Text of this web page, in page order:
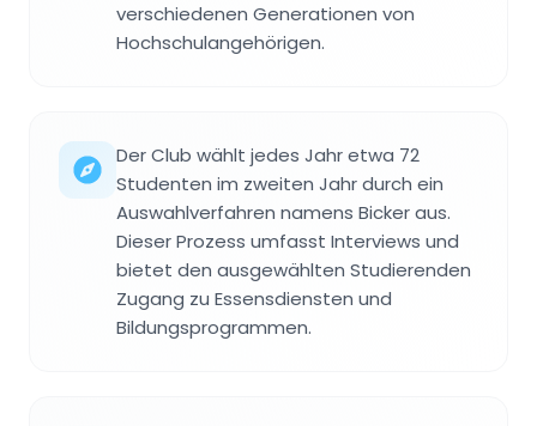
verschiedenen Generationen von
Hochschulangehörigen.
Der Club wählt jedes Jahr etwa 72
Studenten im zweiten Jahr durch ein
Auswahlverfahren namens Bicker aus.
Dieser Prozess umfasst Interviews und
bietet den ausgewählten Studierenden
Zugang zu Essensdiensten und
Bildungsprogrammen.